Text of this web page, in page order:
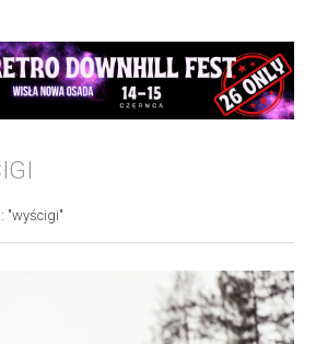
"wyścigi"